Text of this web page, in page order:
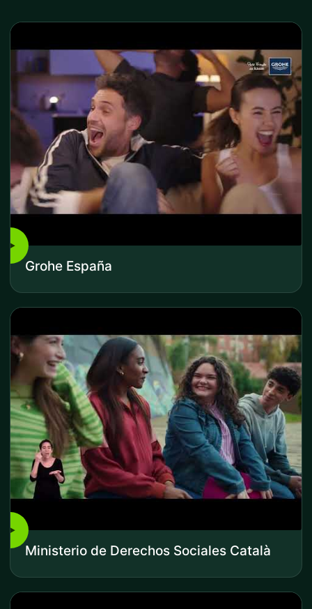
▶
Grohe España
▶
Ministerio de Derechos Sociales Català